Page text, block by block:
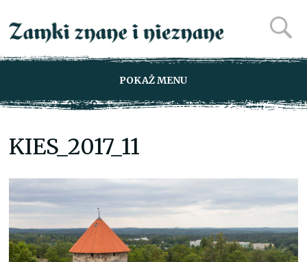
POKAŻ MENU
KIES_2017_11